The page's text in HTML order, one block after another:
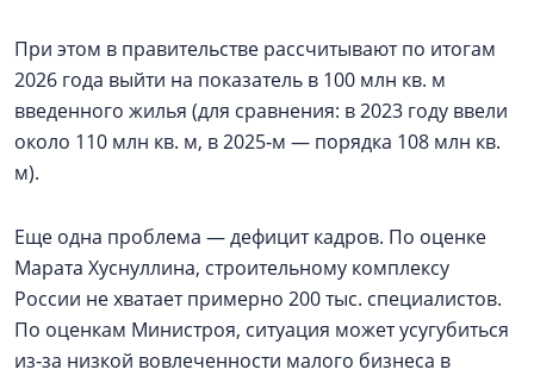
При этом в правительстве рассчитывают по итогам
2026 года выйти на показатель в 100 млн кв. м
введенного жилья (для сравнения: в 2023 году ввели
около 110 млн кв. м, в 2025‑м — порядка 108 млн кв.
м).
Еще одна проблема — дефицит кадров. По оценке
Марата Хуснуллина, строительному комплексу
России не хватает примерно 200 тыс. специалистов.
По оценкам Министроя, ситуация может усугубиться
из‑за низкой вовлеченности малого бизнеса в